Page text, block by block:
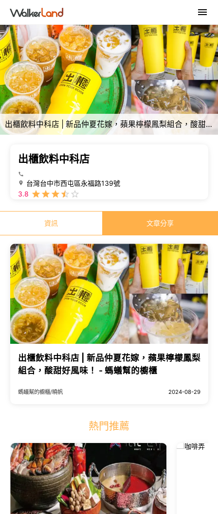
出櫃飲料中科店 | 新品仲夏花嫁，蘋果檸檬鳳梨組合，酸甜好風味！ - 螞蟻幫的櫥櫃
出櫃飲料中科店
台灣台中市西屯區永福路139號
3.8
資訊 文章分享
出櫃飲料中科店 | 新品仲夏花嫁，蘋果檸檬鳳梨
組合，酸甜好風味！ - 螞蟻幫的櫥櫃
螞蟻幫的櫥櫃/曉帆 2024-08-29
熱門推薦